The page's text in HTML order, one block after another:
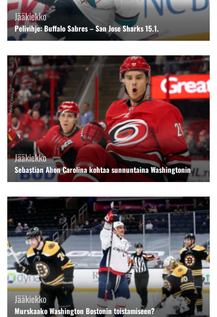
Jääkiekko
Pelivihje: Buffalo Sabres – San Jose Sharks 15.1.
Jääkiekko
Sebastian Ahon Carolina kohtaa sunnuntaina Washingtonin
Jääkiekko
Murskaako Washington Bostonin toistamiseen?